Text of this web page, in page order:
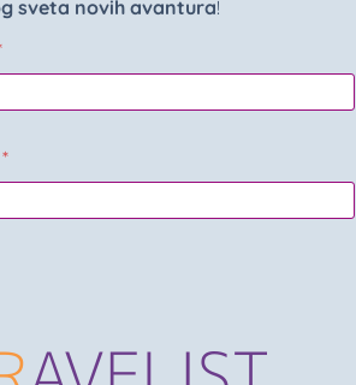
sveta novih avantura!
*